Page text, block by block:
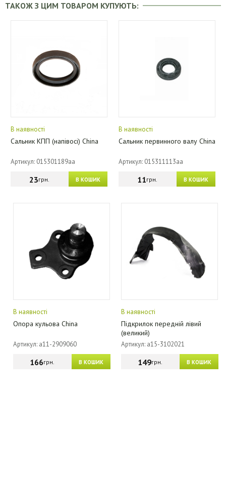
ТАКОЖ З ЦИМ ТОВАРОМ КУПУЮТЬ:
В наявності
Сальник КПП (напівосі) China
Артикул: 015301189aa
В КОШИК
23грн.
В наявності
Сальник первинного валу China
Артикул: 015311113aa
В КОШИК
11грн.
В наявності
Опора кульова China
Артикул: a11-2909060
В КОШИК
166грн.
В наявності
Підкрилок передній лівий
(великий)
Артикул: a15-3102021
В КОШИК
149грн.